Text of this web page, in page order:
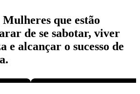
que estão
de se sabotar, viver
e alcançar o sucesso de